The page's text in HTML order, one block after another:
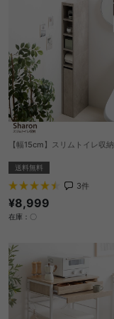
【幅15cm】スリムトイレ収納
送料無料
3件
¥8,999
在庫：〇